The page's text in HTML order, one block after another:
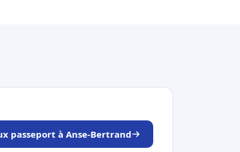
passeport à Anse-Bertrand